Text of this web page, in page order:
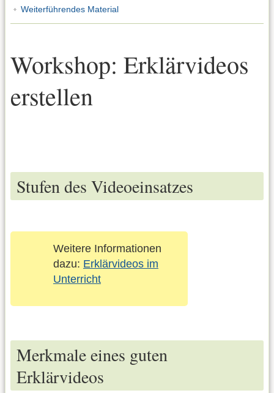
Weiterführendes Material
Workshop: Erklärvideos
erstellen
Stufen des Videoeinsatzes
Weitere Informationen
dazu: Erklärvideos im
Unterricht
Merkmale eines guten
Erklärvideos